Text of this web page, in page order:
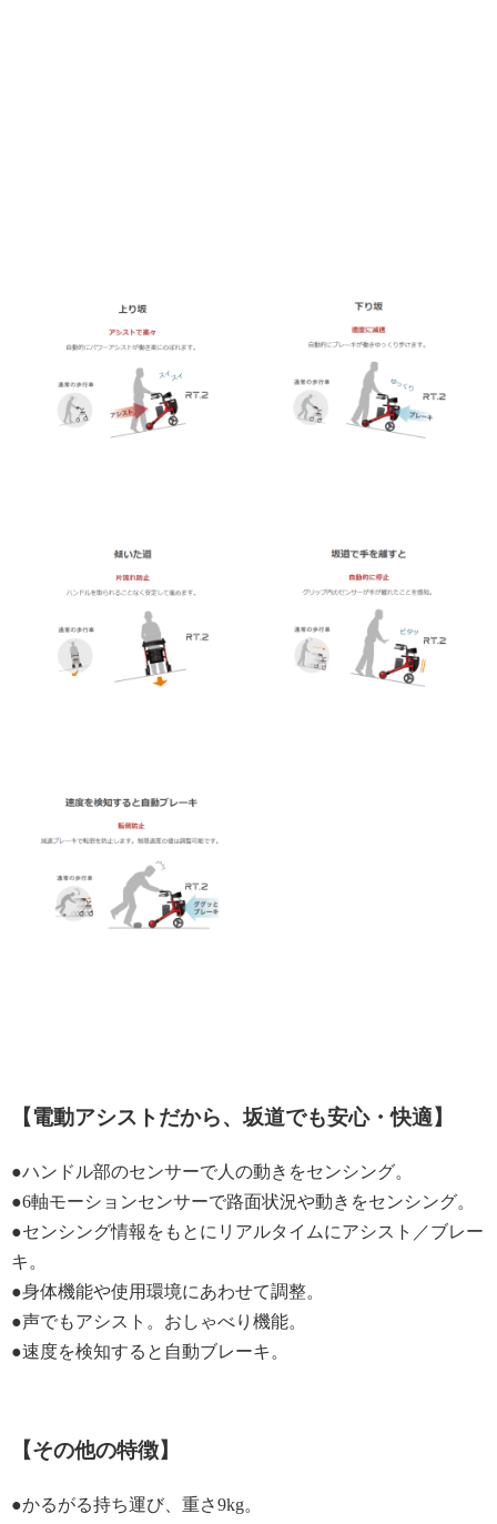
【電動アシストだから、坂道でも安心・快適】
●ハンドル部のセンサーで人の動きをセンシング。
●6軸モーションセンサーで路面状況や動きをセンシング。
●センシング情報をもとにリアルタイムにアシスト／ブレー
キ。
●身体機能や使用環境にあわせて調整。
●声でもアシスト。おしゃべり機能。
●速度を検知すると自動ブレーキ。
【その他の特徴】
●かるがる持ち運び、重さ9kg。